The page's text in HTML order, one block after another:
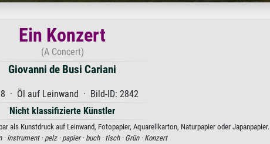
Ein Konzert
(A Concert)
Giovanni de Busi Cariani
· Öl auf Leinwand · Bild-ID: 2842
Nicht klassifizierte Künstler
als Kunstdruck auf Leinwand, Fotopapier, Aquarellkarton, Naturpapier oder Japanpapier.
·instrument · pelz · papier · buch · tisch · Grün · Konzert